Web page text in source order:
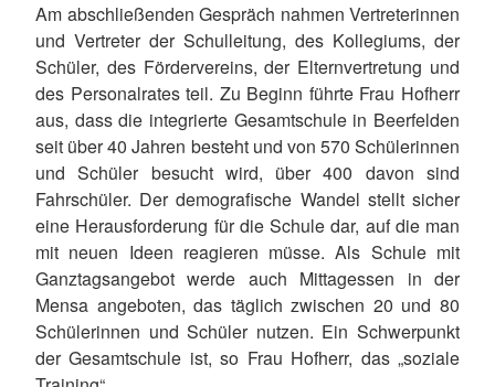
Am abschließenden Gespräch nahmen Vertreterinnen
und Vertreter der Schulleitung, des Kollegiums, der
Schüler, des Fördervereins, der Elternvertretung und
des Personalrates teil. Zu Beginn führte Frau Hofherr
aus, dass die integrierte Gesamtschule in Beerfelden
seit über 40 Jahren besteht und von 570 Schülerinnen
und Schüler besucht wird, über 400 davon sind
Fahrschüler. Der demografische Wandel stellt sicher
eine Herausforderung für die Schule dar, auf die man
mit neuen Ideen reagieren müsse. Als Schule mit
Ganztagsangebot werde auch Mittagessen in der
Mensa angeboten, das täglich zwischen 20 und 80
Schülerinnen und Schüler nutzen. Ein Schwerpunkt
der Gesamtschule ist, so Frau Hofherr, das „soziale